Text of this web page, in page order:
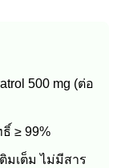
500 mg (ต่อ
≥ 99%
มเต็ม ไม่มีสาร